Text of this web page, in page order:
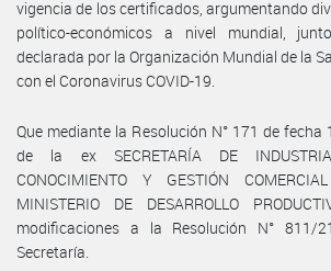
vigencia de los certificados, argumentando
político-económicos a nivel mundial,
declarada por la Organización Mundial de la
con el Coronavirus COVID-19.
Que mediante la Resolución N° 171 de
de la ex SECRETARÍA DE
CONOCIMIENTO Y GESTIÓN
MINISTERIO DE DESARROLLO
modificaciones a la Resolución N°
Secretaría.